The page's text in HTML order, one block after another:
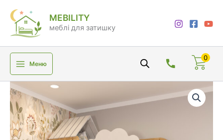
вмісту
MEBILITY
меблі для затишку
Меню
0